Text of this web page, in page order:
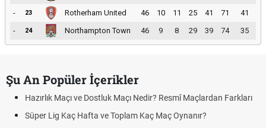
-
23 Rotherham United 46 10 11 25 41 71
41
-
24 Northampton Town 46 9 8 29 39 74 35
Şu An Popüler İçerikler
Hazırlık Maçı ve Dostluk Maçı Nedir? Resmî Maçlardan Farkları
Süper Lig Kaç Hafta ve Toplam Kaç Maç Oynanır?